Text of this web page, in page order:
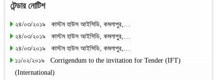
টেন্ডার নোটিশ
২৪/০৩/২০১৯ কাস্টম হাউস আইসিডি, কমলাপুর,…
২৪/০৩/২০১৯ কাস্টম হাউস আইসিডি, কমলাপুর,…
২৪/০৩/২০১৯ কাস্টম হাউস আইসিডি, কমলাপুর,…
১১/০২/২০১৯ Corrigendum to the invitation for Tender (IFT)
(International)